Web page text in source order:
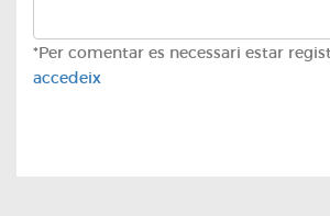
*Per comentar es necessari estar
accedeix